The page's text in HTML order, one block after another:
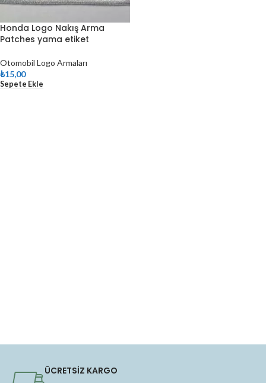
Honda Logo Nakış Arma
Patches yama etiket
Otomobil Logo Armaları
₺15,00
Sepete Ekle
ÜCRETSİZ KARGO